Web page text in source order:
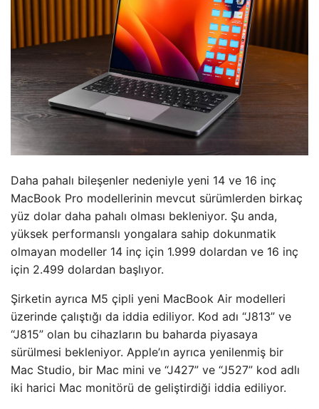
Daha pahalı bileşenler nedeniyle yeni 14 ve 16 inç
MacBook Pro modellerinin mevcut sürümlerden birkaç
yüz dolar daha pahalı olması bekleniyor. Şu anda,
yüksek performanslı yongalara sahip dokunmatik
olmayan modeller 14 inç için 1.999 dolardan ve 16 inç
için 2.499 dolardan başlıyor.
Şirketin ayrıca M5 çipli yeni MacBook Air modelleri
üzerinde çalıştığı da iddia ediliyor. Kod adı “J813” ve
“J815” olan bu cihazların bu baharda piyasaya
sürülmesi bekleniyor. Apple’ın ayrıca yenilenmiş bir
Mac Studio, bir Mac mini ve “J427” ve “J527” kod adlı
iki harici Mac monitörü de geliştirdiği iddia ediliyor.